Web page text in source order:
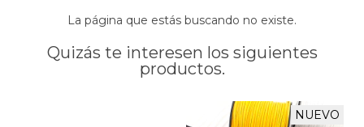
La página que estás buscando no existe.
Quizás te interesen los siguientes
productos.
NUEVO